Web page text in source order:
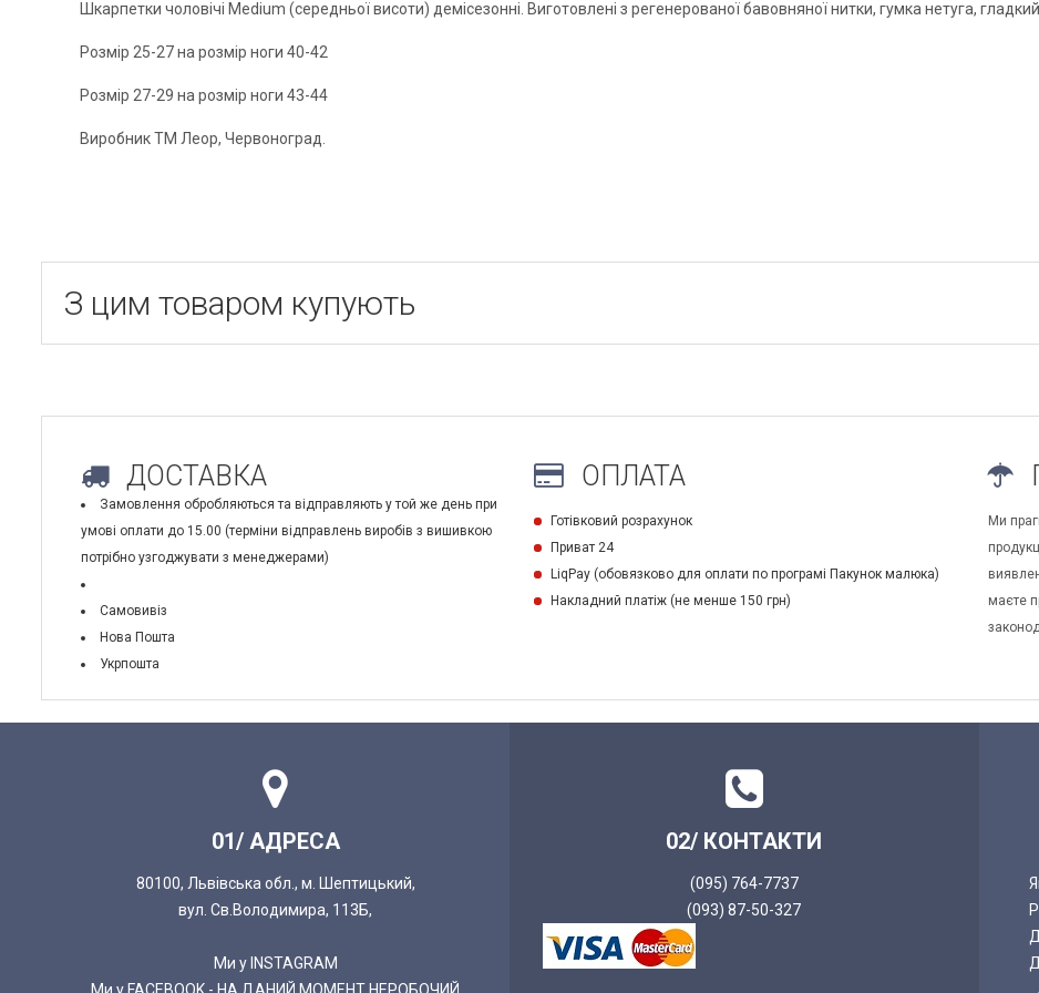
Шкарпетки чоловічі Medium (середньої висоти) демісезонні. Виготовлені з регенерованої бавовняної нитки, гумка нетуга,
Розмір 25-27 на розмір ноги 40-42
Розмір 27-29 на розмір ноги 43-44
Виробник ТМ Леор, Червоноград.
З цим товаром купують
ДОСТАВКА
Замовлення обробляються та відправляють у той же день при
умові оплати до 15.00 (терміни відправлень виробів з вишивкою
потрібно узгоджувати з менеджерами)
Самовивіз
Нова Пошта
Укрпошта
ОПЛАТА
Готівковий розрахунок
Приват 24
LiqPay (обовязково для оплати по програмі Пакунок малюка)
Накладний платіж (не менше 150 грн)
Ми
маєте
01/ АДРЕСА
80100, Львівська обл., м. Шептицький,
вул. Св.Володимира, 113Б,
Ми у INSTAGRAM
02/ КОНТАКТИ
(095) 764-7737
(093) 87-50-327